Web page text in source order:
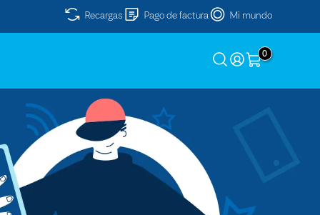
Recargas Pago de factura Mi mundo
0